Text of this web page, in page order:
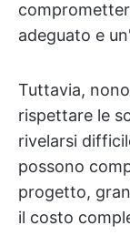
adeguato e
Tuttavia,
rispettare le
rivelarsi
possono
progetto,
il costo